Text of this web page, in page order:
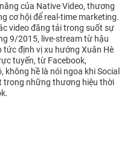
của Native Video, thương
cơ hội để real-time marketing.
video đăng tải trong suốt sự
9/2015, live-stream từ hậu
định vị xu hướng Xuân Hè
tuyến, từ Facebook,
hề là nói ngoa khi Social
trong những thương hiệu thời